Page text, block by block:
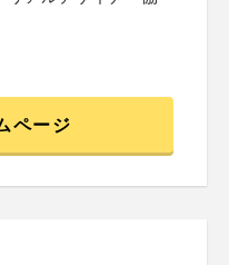
ページ